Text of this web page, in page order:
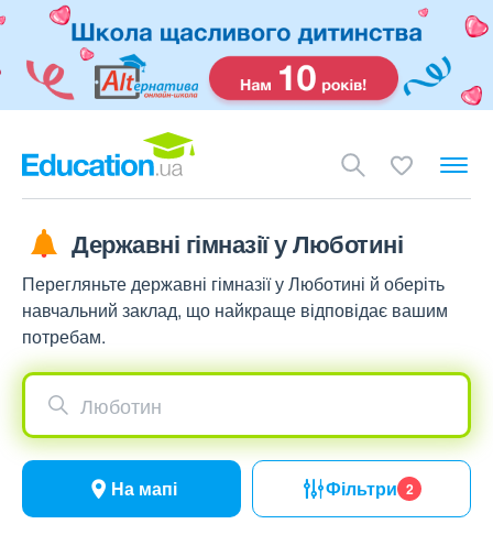
Державні гімназії у Люботині
Перегляньте державні гімназії у Люботині й оберіть
навчальний заклад, що найкраще відповідає вашим
потребам.
Люботин
На мапі Фільтри 2